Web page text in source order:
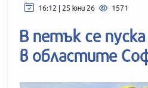
16:12 | 25 юни 26 1571
В петък се
в областите